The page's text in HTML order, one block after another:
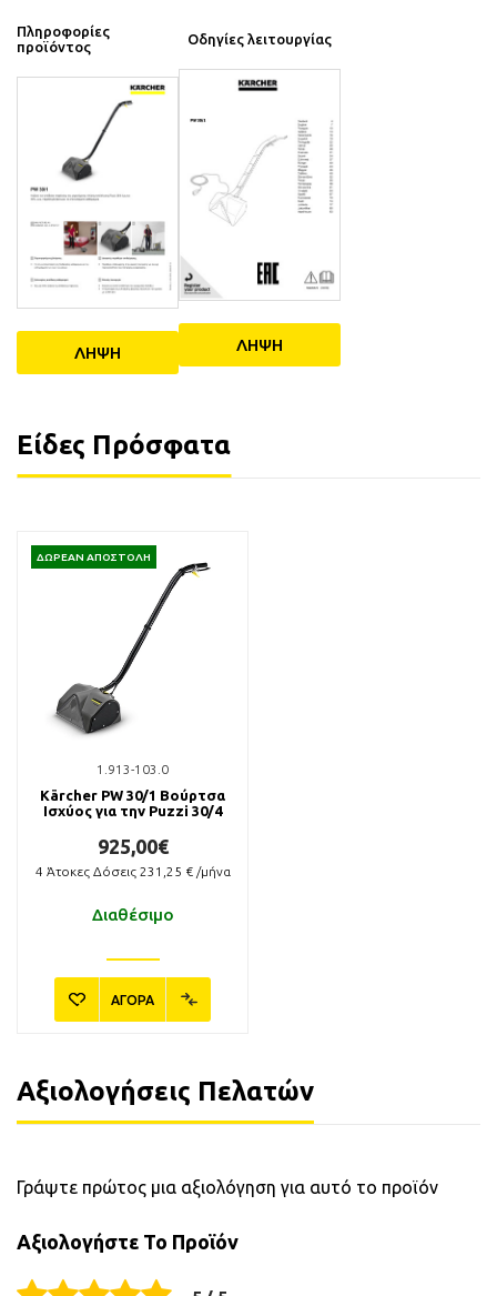
Πληροφορίες
προϊόντος
ΛΗΨΗ
Οδηγίες λειτουργίας
ΛΗΨΗ
Είδες Πρόσφατα
1.913-103.0
Kärcher PW 30/1 Βούρτσα
Ισχύος για την Puzzi 30/4
925,00€
4 Άτοκες Δόσεις 231,25 € /μήνα
Διαθέσιμο
ΑΓΟΡΑ
ΔΩΡΕΑΝ ΑΠΟΣΤΟΛΗ
Αξιολογήσεις Πελατών
Γράψτε πρώτος μια αξιολόγηση για αυτό το προϊόν
Αξιολογήστε Το Προϊόν